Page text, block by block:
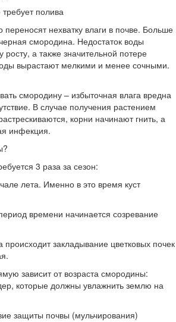
полива
нехватку влаги в почве. Больше
смородина. Недостаток воды
а также значительной потере
вырастают мелкими и менее сочными.
смородину – избыточная влага вредна
В случае получения растением
корни начинают гнить, а
инфекция.
3 раза за сезон:
лета. Именно в это время куст
времени начинается созревание
происходит закладывание цветковых почек
зависит от возраста смородины:
которые должны увлажнить землю на
защиты почвы (мульчирования)